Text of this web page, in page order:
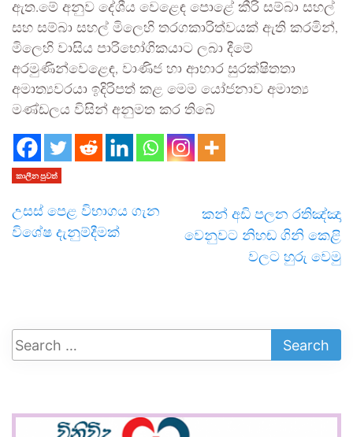
ඇත.මේ අනුව දේශීය වෙළෙඳ පොළේ කීරි සම්බා සහල්
සහ සම්බා සහල් මිලෙහි තරගකාරිත්වයක් ඇති කරමින්,
මිලෙහි වාසිය පාරිභෝගිකයාට ලබා දීමේ
අරමුණින්වෙළෙඳ, වාණිජ හා ආහාර සුරක්ෂිතතා
අමාත්‍යවරයා ඉදිරිපත් කළ මෙම යෝජනාව අමාත්‍ය
මණ්ඩලය විසින් අනුමත කර තිබේ
කාලීන පුවත්
උසස් පෙළ විභාගය ගැන
විශේෂ දැනුම්දීමක්
කන් අඩි පලන රතිඤ්ඤා
වෙනුවට නිහඬ ගිනි කෙළි
වලට හුරු වෙමු